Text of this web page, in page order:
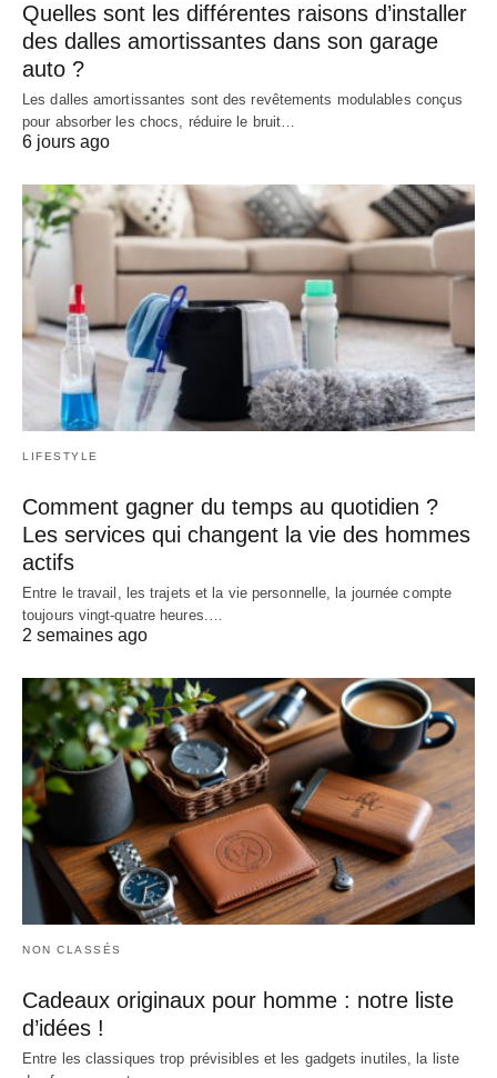
Quelles sont les différentes raisons d’installer
des dalles amortissantes dans son garage
auto ?
Les dalles amortissantes sont des revêtements modulables conçus
pour absorber les chocs, réduire le bruit…
6 jours ago
LIFESTYLE
Comment gagner du temps au quotidien ?
Les services qui changent la vie des hommes
actifs
Entre le travail, les trajets et la vie personnelle, la journée compte
toujours vingt-quatre heures.…
2 semaines ago
NON CLASSÉS
Cadeaux originaux pour homme : notre liste
d’idées !
Entre les classiques trop prévisibles et les gadgets inutiles, la liste